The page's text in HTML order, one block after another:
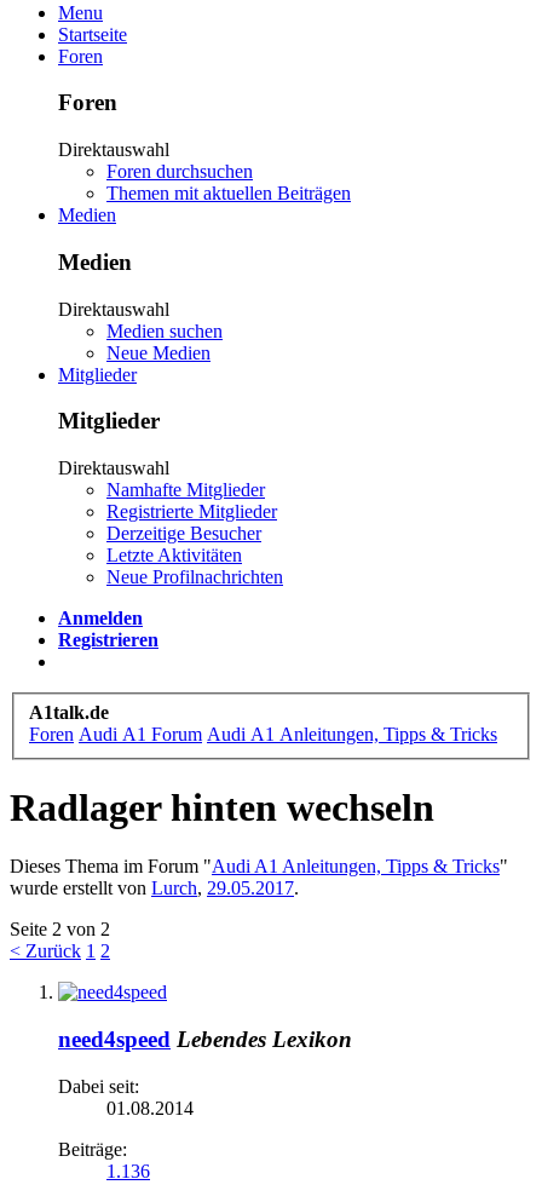
Menu
Startseite
Foren
Foren
Direktauswahl
Foren durchsuchen
Themen mit aktuellen Beiträgen
Medien
Medien
Direktauswahl
Medien suchen
Neue Medien
Mitglieder
Mitglieder
Direktauswahl
Namhafte Mitglieder
Registrierte Mitglieder
Derzeitige Besucher
Letzte Aktivitäten
Neue Profilnachrichten
Anmelden
Registrieren
A1talk.de
Foren Audi A1 Forum Audi A1 Anleitungen, Tipps & Tricks
Radlager hinten wechseln
Dieses Thema im Forum "Audi A1 Anleitungen, Tipps & Tricks"
wurde erstellt von Lurch, 29.05.2017.
Seite 2 von 2
< Zurück 1 2
need4speed Lebendes Lexikon
Dabei seit:
01.08.2014
Beiträge:
1.136